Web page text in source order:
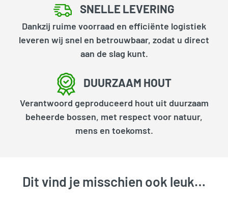
SNELLE LEVERING
Dankzij ruime voorraad en efficiënte logistiek
leveren wij snel en betrouwbaar, zodat u direct
aan de slag kunt.
DUURZAAM HOUT
Verantwoord geproduceerd hout uit duurzaam
beheerde bossen, met respect voor natuur,
mens en toekomst.
Dit vind je misschien ook leuk…